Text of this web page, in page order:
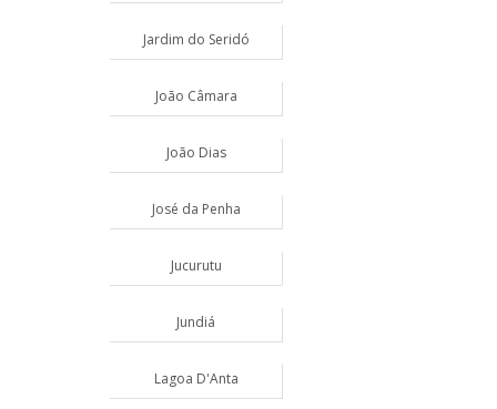
Jardim do Seridó
João Câmara
João Dias
José da Penha
Jucurutu
Jundiá
Lagoa D'Anta